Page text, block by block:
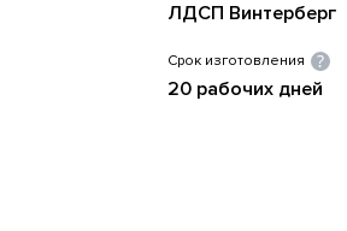
ЛДСП Винтерберг
Срок изготовления
20 рабочих дней